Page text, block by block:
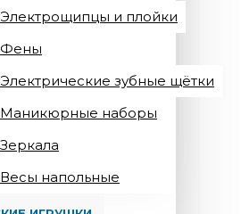
Электрощипцы и плойки
Фены
Электрические зубные щётки
Маникюрные наборы
Зеркала
Весы напольные